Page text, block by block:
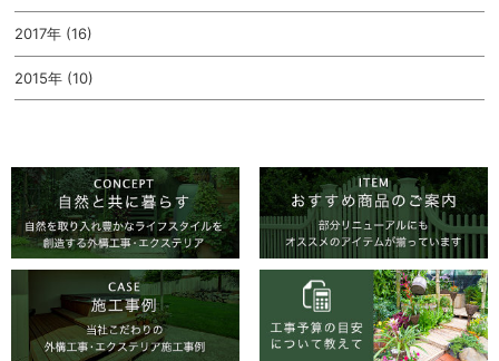
2017年 (16)
2015年 (10)